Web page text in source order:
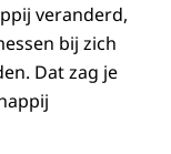
veranderd,
bij zich
Dat zag je